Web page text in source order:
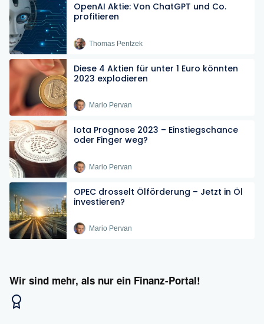
OpenAI Aktie: Von ChatGPT und Co.
profitieren
Thomas Pentzek
Diese 4 Aktien für unter 1 Euro könnten
2023 explodieren
Mario Pervan
Iota Prognose 2023 – Einstiegschance
oder Finger weg?
Mario Pervan
OPEC drosselt Ölförderung – Jetzt in Öl
investieren?
Mario Pervan
Wir sind mehr, als nur ein Finanz-Portal!